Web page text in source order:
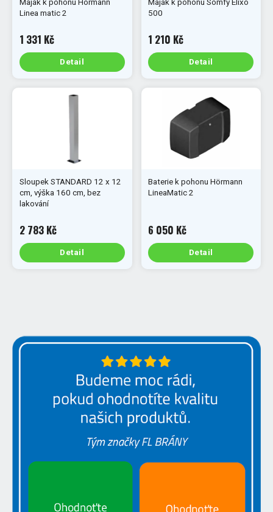
Maják k pohonu Hörmann
Linea matic 2
1 331 Kč
Detail
Maják k pohonu Somfy Elixo
500
1 210 Kč
Detail
Sloupek STANDARD 12 x 12
cm, výška 160 cm, bez
lakování
2 783 Kč
Detail
Baterie k pohonu Hörmann
LineaMatic 2
6 050 Kč
Detail